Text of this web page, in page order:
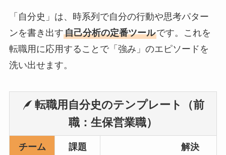
「自分史」は、時系列で自分の行動や思考パター
ンを書き出す自己分析の定番ツールです。これを
転職用に応用することで「強み」のエピソードを
洗い出せます。
転職用 自分史のテンプレート（前
職：生保営業職）
チーム
課題
解決